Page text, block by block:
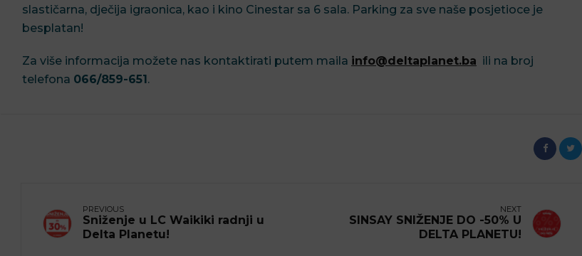
slastičarna, dječija igraonica, kao i kino Cinestar sa 6 sala. Parking za sve naše posjetioce je
besplatan!
Za više informacija možete nas kontaktirati putem maila info@deltaplanet.ba ili na broj
telefona 066/859-651 .
PREVIOUS
Sniženje u LC Waikiki radnji u
Delta Planetu!
NEXT
SINSAY SNIŽENJE DO -50% U
DELTA PLANETU!